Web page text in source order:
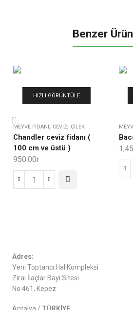
Benzer
HIZLI GÖRÜNTÜLE
MEYVE FIDANI , CEVIZ, ÇILEK
Chandler ceviz fidanı (
100 cm ve üstü )
950.00
Adres:
Yeni Toptancı Hal Kompleksi
Zirai İlaçlar Bayi Sitesi
No:461, Kepez